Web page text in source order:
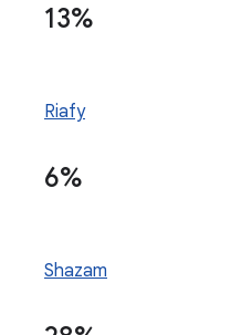
13%
Riafy
6%
Shazam